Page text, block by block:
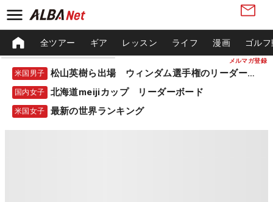
メルマガ登録
全ツアー ギア レッスン ライフ 漫画 ゴル
米国男子 松山英樹ら出場 ウィンダム選手権のリーダーボード
国内女子 北海道meijiカップ リーダーボード
米国女子 最新の世界ランキング